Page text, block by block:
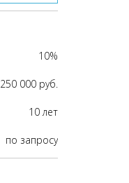
10%
250 000 руб.
10 лет
по запросу